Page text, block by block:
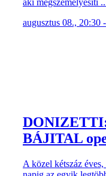
augusztus 08., 20:30
BÁJITAL
A közel kétszáz